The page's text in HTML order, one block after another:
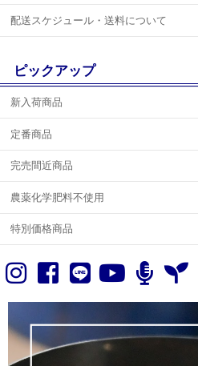
配送スケジュール・送料について
ピックアップ
新入荷商品
定番商品
完売間近商品
農薬化学肥料不使用
特別価格商品